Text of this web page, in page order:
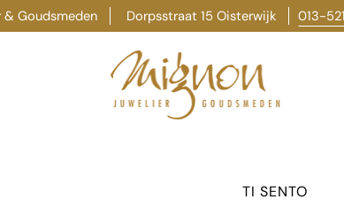
& Goudsmeden Dorpsstraat 15 Oisterwijk 013-
TI SENTO